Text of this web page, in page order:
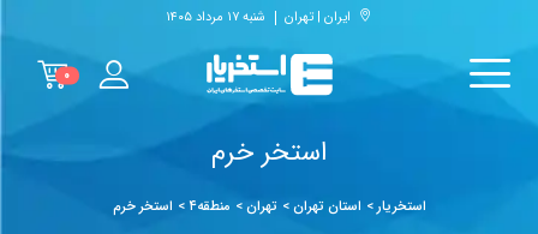
ایران | تهران شنبه ۱۷ مرداد ۱۴۰۵
۰
استخر خرم
استخریار> استان تهران> تهران> منطقه۴ > استخر خرم